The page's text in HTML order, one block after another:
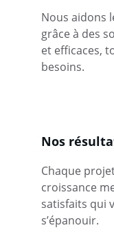
Nous aidons
grâce à des
et efficaces,
besoins.
Nos
Chaque
croissance
satisfaits qui
s’épanouir.